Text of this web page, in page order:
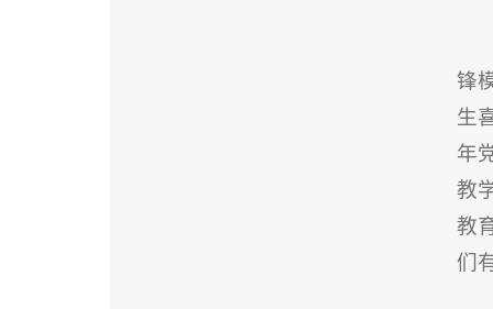
锋
生
年
教
教
们